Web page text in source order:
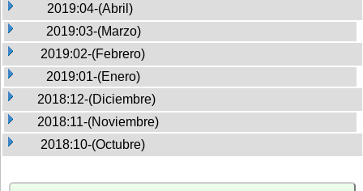
2019:04-(Abril)
2019:03-(Marzo)
2019:02-(Febrero)
2019:01-(Enero)
2018:12-(Diciembre)
2018:11-(Noviembre)
2018:10-(Octubre)